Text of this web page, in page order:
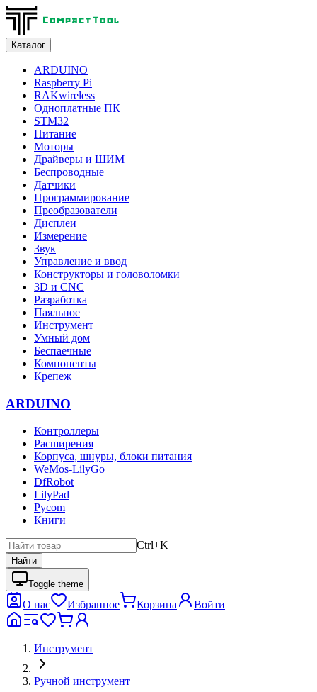
Каталог
ARDUINO
Raspberry Pi
RAKwireless
Одноплатные ПК
STM32
Питание
Моторы
Драйверы и ШИМ
Беспроводные
Датчики
Программирование
Преобразователи
Дисплеи
Измерение
Звук
Управление и ввод
Конструкторы и головоломки
3D и CNC
Разработка
Паяльное
Инструмент
Умный дом
Беспаечные
Компоненты
Крепеж
ARDUINO
Контроллеры
Расширения
Корпуса, шнуры, блоки питания
WeMos-LilyGo
DfRobot
LilyPad
Pycom
Книги
Ctrl+K
Найти
Toggle theme
О нас Избранное Корзина Войти
Инструмент
Ручной инструмент